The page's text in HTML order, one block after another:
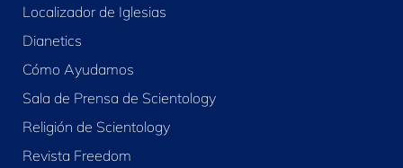
Localizador de Iglesias
Dianetics
Cómo Ayudamos
Sala de Prensa de Scientology
Religión de Scientology
Revista Freedom